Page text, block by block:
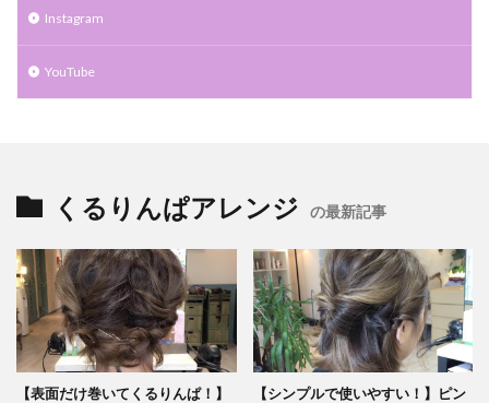
Instagram
YouTube
くるりんぱアレンジ の最新記事
【表面だけ巻いてくるりんぱ！】
【シンプルで使いやすい！】ピン